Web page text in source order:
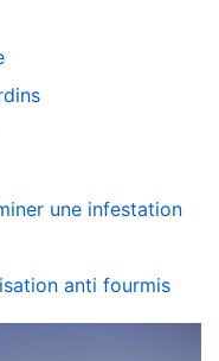
une infestation
anti fourmis